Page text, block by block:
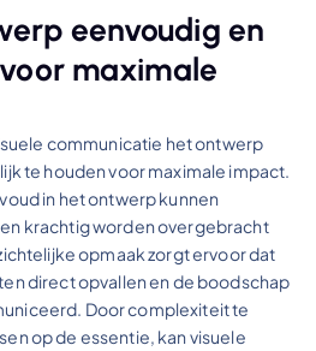
eenvoudig en
maximale
communicatie het ontwerp
te houden voor maximale impact.
in het ontwerp kunnen
krachtig worden overgebracht
opmaak zorgt ervoor dat
direct opvallen en de boodschap
Door complexiteit te
op de essentie, kan visuele